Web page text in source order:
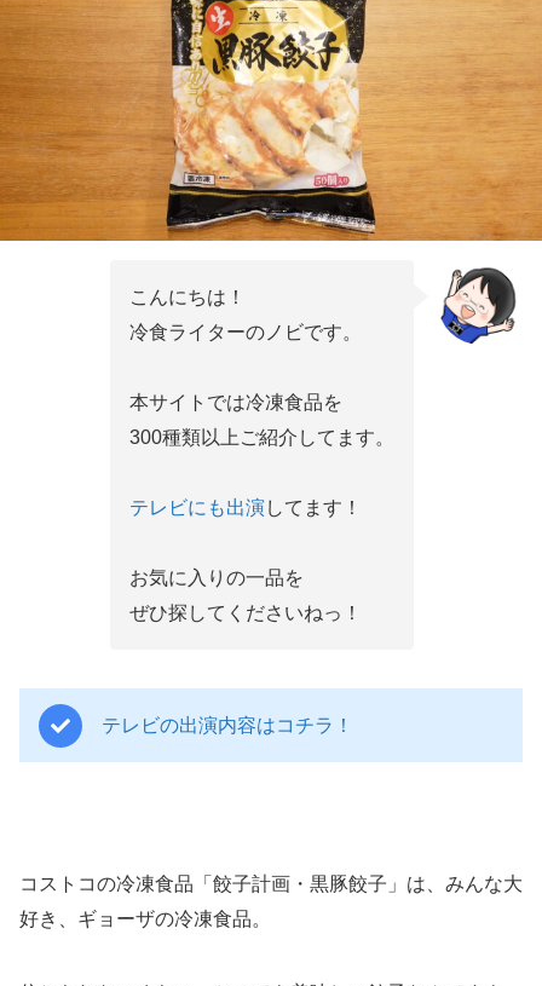
こんにちは！
冷食ライターのノビです。
本サイトでは冷凍食品を
300種類以上ご紹介してます。
テレビにも出演してます！
お気に入りの一品を
ぜひ探してくださいねっ！
テレビの出演内容はコチラ！
コストコの冷凍食品「餃子計画・黒豚餃子」は、みんな大
好き、ギョーザの冷凍食品。